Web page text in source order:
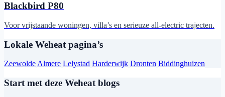
Blackbird P80
Voor vrijstaande woningen, villa’s en serieuze all-electric trajecten.
Lokale Weheat pagina’s
ZeewoldeAlmere Lelystad Harderwijk Dronten Biddinghuizen
Start met deze Weheat blogs